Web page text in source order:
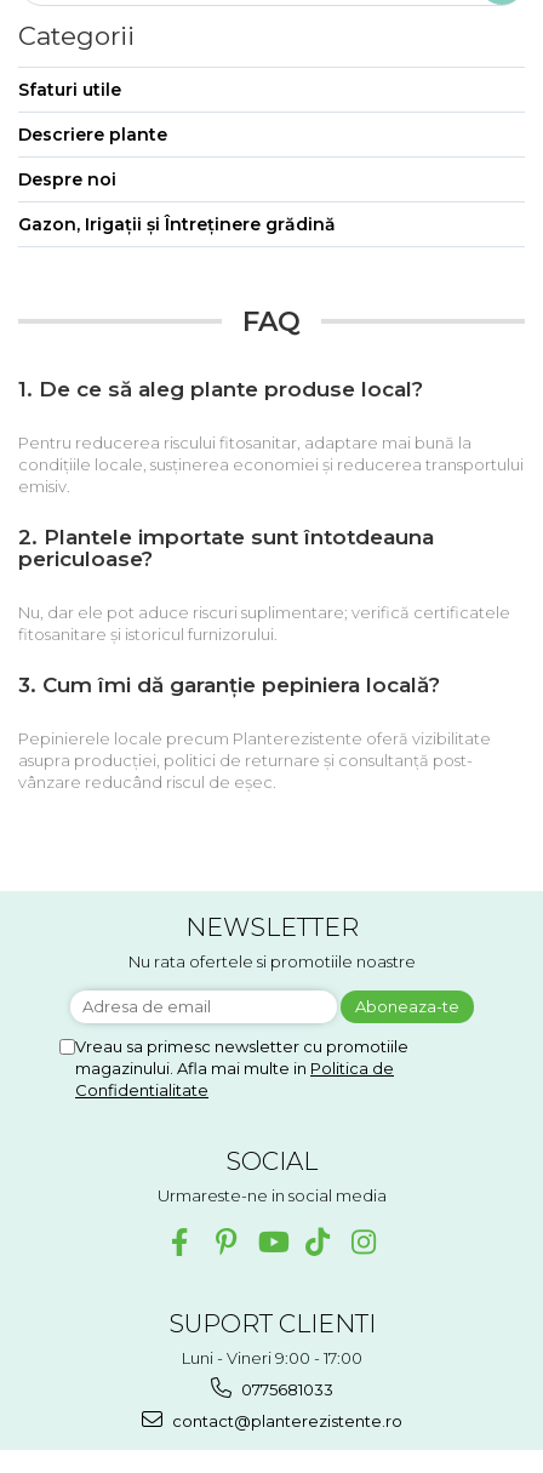
Categorii
Sfaturi utile
Descriere plante
Despre noi
Gazon, Irigații și Întreținere grădină
FAQ
1. De ce să aleg plante produse local?
Pentru reducerea riscului fitosanitar, adaptare mai bună la
condițiile locale, susținerea economiei și reducerea transportului
emisiv.
2. Plantele importate sunt întotdeauna
periculoase?
Nu, dar ele pot aduce riscuri suplimentare; verifică certificatele
fitosanitare și istoricul furnizorului.
3. Cum îmi dă garanție pepiniera locală?
Pepinierele locale precum Planterezistente oferă vizibilitate
asupra producției, politici de returnare și consultanță post-
vânzare reducând riscul de eșec.
NEWSLETTER
Nu rata ofertele si promotiile noastre
Vreau sa primesc newsletter cu promotiile
magazinului. Afla mai multe in Politica de
Confidentialitate
SOCIAL
Urmareste-ne in social media
SUPORT CLIENTI
Luni - Vineri 9:00 - 17:00
0775681033
contact@planterezistente.ro